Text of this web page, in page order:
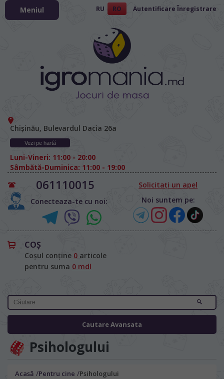
RU RO Autentificare Înregistrare
Chișinău, Bulevardul Dacia 26а
Vezi pe hartă
Luni-Vineri: 11:00 - 20:00
Sâmbătă-Duminica: 11:00 - 19:00
061110015
Conecteaza-te cu noi:
Solicitați un apel
Noi suntem pe:
COŞ
Coșul conține 0 articole
pentru suma 0 mdl
Cautare Avansata
Meniul
Psihologului
Acasă /Pentru cine /Psihologului